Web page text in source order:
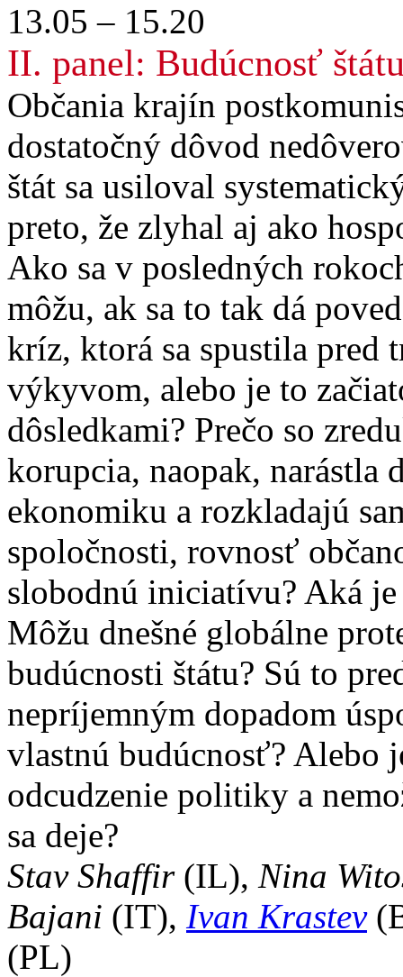
13.05 – 15.20
II. panel: Budúcnosť
Občania krajín
dostatočný dôvod
štát sa usiloval
preto, že zlyhal aj ako
Ako sa v posledných
môžu, ak sa to tak dá
kríz, ktorá sa spustila
výkyvom, alebo je to
dôsledkami? Prečo so
korupcia, naopak, narástla
ekonomiku a rozkladajú
spoločnosti, rovnosť
slobodnú iniciatívu? Aká
Môžu dnešné globálne
budúcnosti štátu? Sú to
nepríjemným dopadom
vlastnú budúcnosť? Alebo
odcudzenie politiky a
sa deje?
Stav Shaffir(IL), Nina
Bajani (IT), Ivan Krastev
(PL)